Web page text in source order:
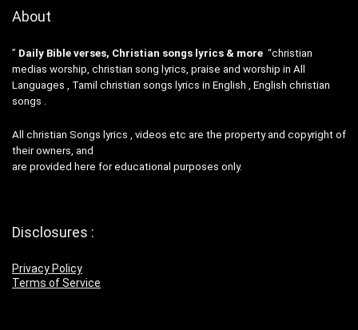
About
” Daily Bible verses, Christian songs lyrics & more “christian
medias worship, christian song lyrics, praise and worship in All
Languages , Tamil christian songs lyrics in English , English christian
songs .
All christian Songs lyrics , videos etc are the property and copyright of
their owners, and
are provided here for educational purposes only.
Disclosures :
Privacy Policy
Terms of Service